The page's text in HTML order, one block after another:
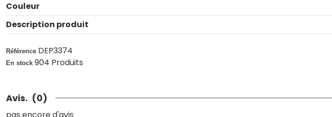
Couleur
Description produit
Référence DEP3374
En stock 904 Produits
Avis. (0)